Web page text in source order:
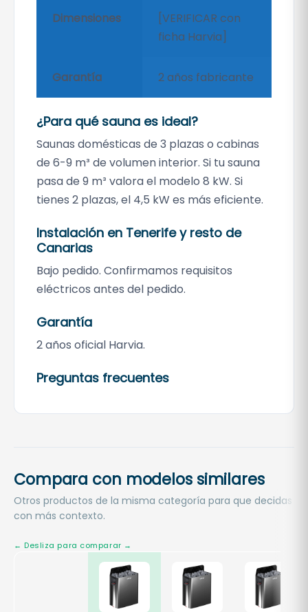
Dimensiones
[VERIFICAR con
ficha Harvia]
Garantía 2 años fabricante
¿Para qué sauna es ideal?
Saunas domésticas de 3 plazas o cabinas
de 6-9 m³ de volumen interior. Si tu sauna
pasa de 9 m³ valora el modelo 8 kW. Si
tienes 2 plazas, el 4,5 kW es más eficiente.
Instalación en Tenerife y resto de
Canarias
Bajo pedido. Confirmamos requisitos
eléctricos antes del pedido.
Garantía
2 años oficial Harvia.
Preguntas frecuentes
Compara con modelos similares
Otros productos de la misma categoría para que decidas
con más contexto.